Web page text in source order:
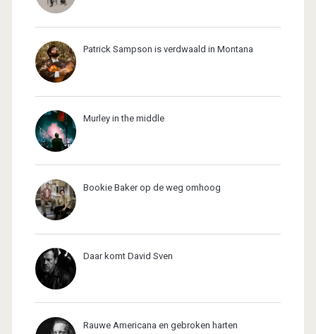
Patrick Sampson is verdwaald in Montana
Murley in the middle
Bookie Baker op de weg omhoog
Daar komt David Sven
Rauwe Americana en gebroken harten